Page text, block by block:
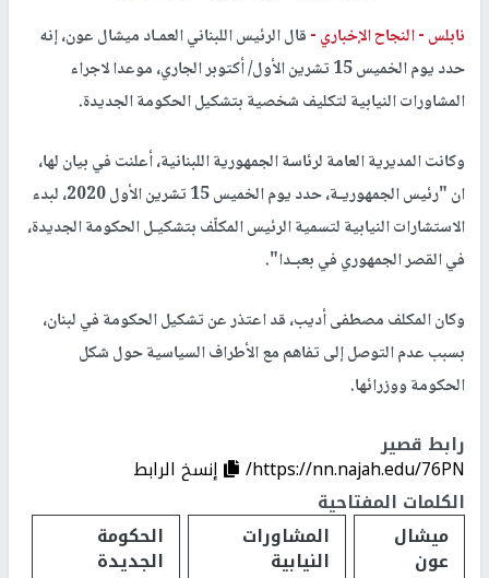
نابلس -النجاح الإخباري -قال الرئيس اللبناني العمـاد ميشال عون، إنه
حدد يوم الخميس 15 تشرين الأول/ أكتوبر الجاري، موعدا لاجراء
المشاورات النيابية لتكليف شخصية بتشكيل الحكومة الجديدة.
وكانت المديرية العامة لرئاسة الجمهورية اللبنانية، أعلنت في بيان لها،
ان "رئيس الجمهوريـة، حدد يوم الخميس 15 تشرين الأول 2020، لبدء
الاستشارات النيابية لتسمية الرئيس المكلّف بتشكيـل الحكومة الجديدة،
في القصر الجمهوري في بعبـدا".
وكان المكلف مصطفى أديب، قد اعتذر عن تشكيل الحكومة في لبنان،
بسبب عدم التوصل إلى تفاهم مع الأطراف السياسية حول شكل
الحكومة ووزرائها.
رابط قصير
https://nn.najah.edu/76PN/
إنسخ الرابط
الكلمات المفتاحية
ميشال
عون
المشاورات
النيابية
الحكومة
الجديدة